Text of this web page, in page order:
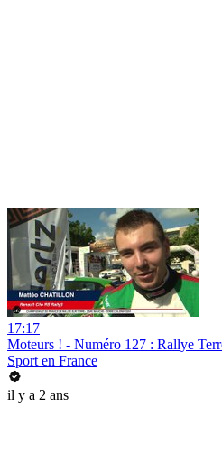
17:17
Moteurs ! - Numéro 127 : Rallye
Sport en France
il y a 2 ans